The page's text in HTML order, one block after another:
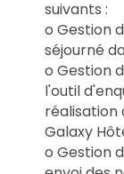
suivants :
o Gestion
séjourné
o Gestion
l'outil
réalisation
Galaxy
o Gestion